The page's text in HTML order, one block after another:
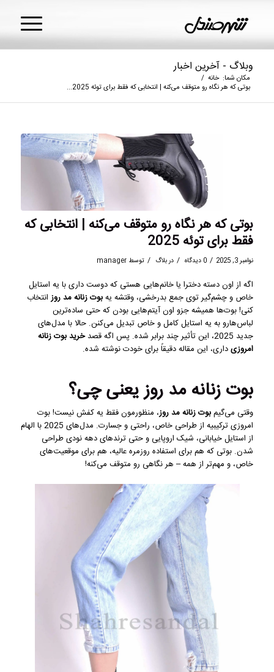
وبلاگ - آخرین اخبار
مکان شما: خانه /
بوتی که هر نگاه رو متوقف می‌کنه | انتخابی که فقط برای توئه 2025...
بوتی که هر نگاه رو متوقف می‌کنه | انتخابی که
فقط برای توئه 2025
نوامبر 3, 2025 / 0 دیدگاه / دربلاگ / توسط manager
اگه از اون دسته دخترا یا خانم‌هایی هستی که دوست داری با یه استایل
خاص و چشم‌گیر توی جمع بدرخشی، وقتشه یهبوت زنانه مد روزانتخاب
کنی! بوت‌ها همیشه جزو اون آیتم‌هایی بودن که حتی ساده‌ترین
لباس‌هارو به یه استایل کامل و خاص تبدیل می‌کنن. حالا با مدل‌های
جدید 2025، این تأثیر چند برابر شده. پس اگه قصد
خرید بوت زنانه
امروزیداری، این مقاله دقیقاً برای خودت نوشته شده.
بوت زنانه مد روز یعنی چی؟
وقتی می‌گیمبوت زنانه مد روز، منظورمون فقط یه کفش نیست! بوت
امروزی ترکیبیه از طراحی خاص، راحتی و جسارت. مدل‌های 2025 با الهام
از استایل خیابانی، شیک اروپایی و حتی ترندهای دهه نودی طراحی
شدن. بوتی که هم برای استفاده روزمره عالیه، هم برای موقعیت‌های
خاص، و مهم‌تر از همه – هر نگاهی رو متوقف می‌کنه!